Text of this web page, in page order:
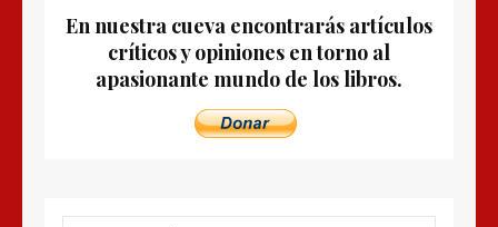
En nuestra cueva encontrarás artículos
críticos y opiniones en torno al
apasionante mundo de los libros.